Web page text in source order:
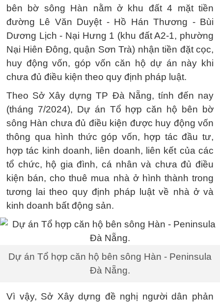
bên bờ sông Hàn nằm ở khu đất 4 mặt tiền
đường Lê Văn Duyệt - Hồ Hán Thương - Bùi
Dương Lịch - Nại Hưng 1 (khu đất A2-1, phường
Nại Hiên Đông, quận Sơn Trà) nhận tiền đặt cọc,
huy động vốn, góp vốn căn hộ dự án này khi
chưa đủ điều kiện theo quy định pháp luật.
Theo Sở Xây dựng TP Đà Nẵng, tính đến nay
(tháng 7/2024), Dự án Tổ hợp căn hộ bên bờ
sông Hàn chưa đủ điều kiện được huy động vốn
thông qua hình thức góp vốn, hợp tác đầu tư,
hợp tác kinh doanh, liên doanh, liên kết của các
tổ chức, hộ gia đình, cá nhân và chưa đủ điều
kiện bán, cho thuê mua nhà ở hình thành trong
tương lai theo quy định pháp luật về nhà ở và
kinh doanh bất động sản.
Dự án Tổ hợp căn hộ bên sông Hàn - Peninsula
Đà Nẵng.
Vì vậy, Sở Xây dựng đề nghị người dân phản